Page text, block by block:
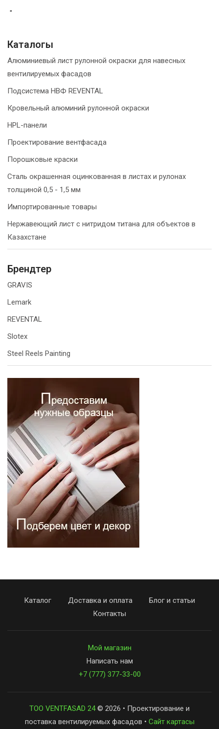
"
Каталогы
Алюминиевый лист рулонной окраски для навесных
вентилируемых фасадов
Подсистема НВФ REVENTAL
Кровельный алюминий рулонной окраски
HPL-панели
Проектирование вентфасада
Порошковые краски
Сталь окрашенная оцинкованная в листах и рулонах
толщиной 0,5 - 1,5 мм
Импортированные товары
Нержавеющий лист с нитридом титана для объектов в
Казахстане
Брендтер
GRAVIS
Lemark
REVENTAL
Slotex
Steel Reels Painting
Каталог Доставка и оплата
Блог и статьи
Контакты
Мой магазин
Написать нам
+7 (777) 377-33-00
ТОО VENTFASAD 24© 2026 • Проектирование и
поставка вентилируемых фасадов • Сайт картасы